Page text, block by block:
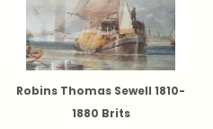
Robins Thomas Sewell 1810-
1880 Brits